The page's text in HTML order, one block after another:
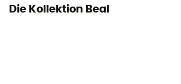
Die Kollektion Beal